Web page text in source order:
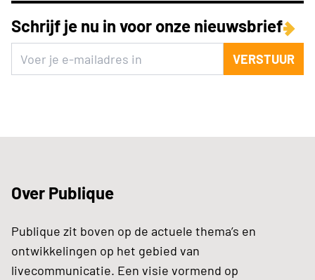
Schrijf je nu in voor onze nieuwsbrief
VERSTUUR
Over Publique
Publique zit boven op de actuele thema’s en
ontwikkelingen op het gebied van
livecommunicatie. Een visie vormend op